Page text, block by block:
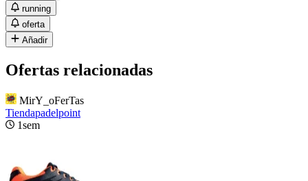
running
oferta
Añadir
Ofertas relacionadas
MirY_oFerTas
Tiendapadelpoint
1sem